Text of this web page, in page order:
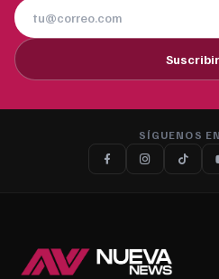
SÍGUENOS